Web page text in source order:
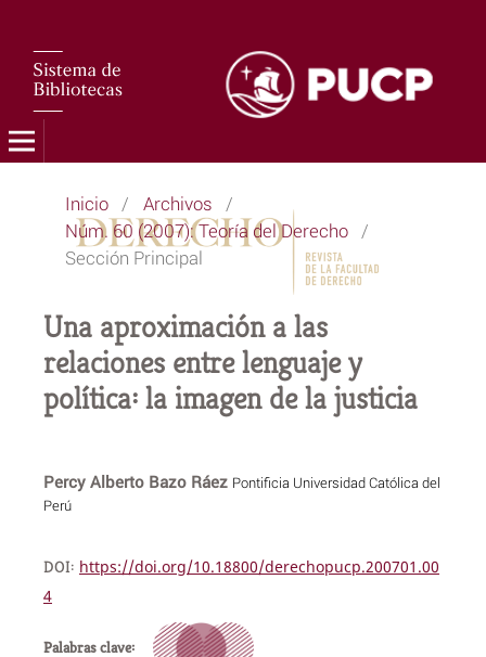
Inicio / Archivos /
Núm. 60 (2007): Teoría del Derecho /
Sección Principal
Una aproximación a las
relaciones entre lenguaje y
política: la imagen de la justicia
Percy Alberto Bazo Ráez Pontificia Universidad Católica del
Perú
DOI: https://doi.org/10.18800/derechopucp.200701.00
4
Palabras clave: